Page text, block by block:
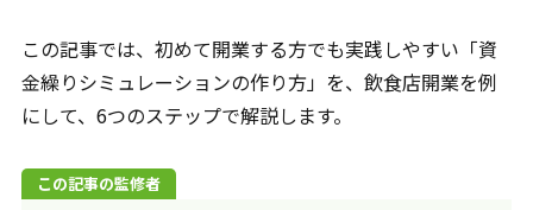
この記事では、初めて開業する方でも実践しやすい「資
金繰りシミュレーションの作り方」を、飲食店開業を例
にして、6つのステップで解説します。
この記事の監修者